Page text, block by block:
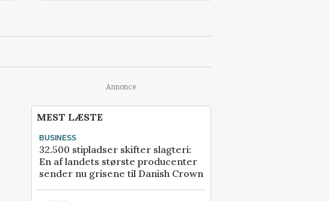
Annonce
MEST LÆSTE
BUSINESS
32.500 stipladser skifter slagteri:
En af landets største producenter
sender nu grisene til Danish Crown